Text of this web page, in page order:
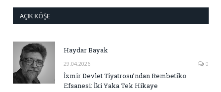
AÇIK KÖŞE
Haydar Bayak
29.04.2026 0
İzmir Devlet Tiyatrosu’ndan Rembetiko
Efsanesi: İki Yaka Tek Hikaye